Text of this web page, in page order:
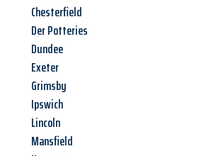
Chesterfield
Der Potteries
Dundee
Exeter
Grimsby
Ipswich
Lincoln
Mansfield